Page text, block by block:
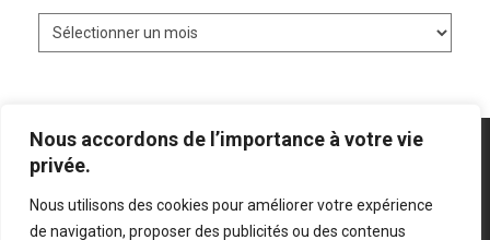
Nous accordons de l’importance à votre vie
privée.
Nous utilisons des cookies pour améliorer votre expérience
de navigation, proposer des publicités ou des contenus
Mentions légales Politique de confidentialité